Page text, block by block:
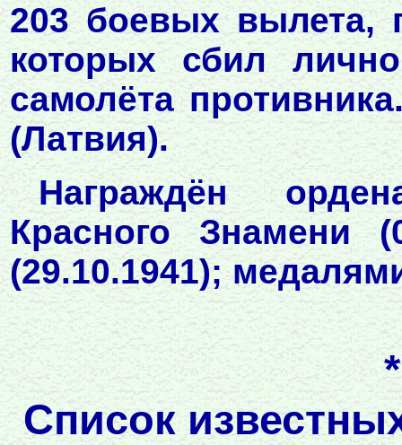
203 боевых вылета,
которых сбил
самолёта
(Латвия).
Награждён
Красного Знамени
(29.10.1941);
Список